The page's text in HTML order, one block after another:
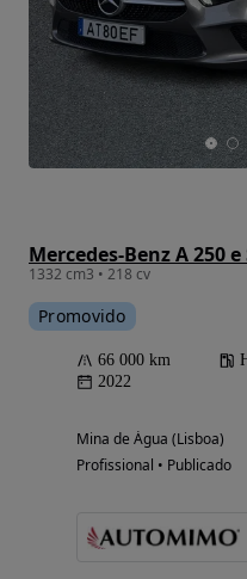
Mercedes-Benz A 250
1332 cm3 • 218 cv
Promovido
66 000 km
2022
Mina de Água (Lisboa)
Profissional • Publicado